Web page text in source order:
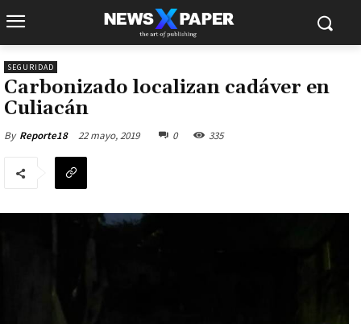
SEGURIDAD
Carbonizado localizan cadáver en
Culiacán
By Reporte18 22 mayo, 2019 0 335